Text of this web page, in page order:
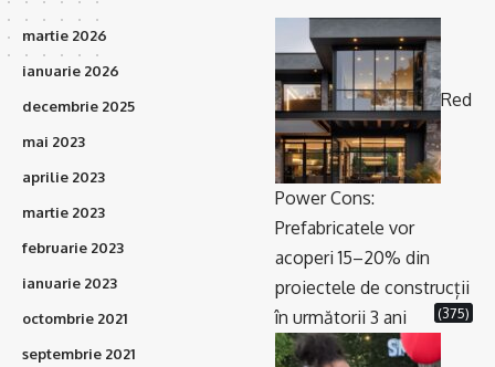
martie 2026
ianuarie 2026
decembrie 2025
mai 2023
aprilie 2023
martie 2023
februarie 2023
ianuarie 2023
octombrie 2021
septembrie 2021
Red
Power Cons:
Prefabricatele vor
acoperi 15–20% din
proiectele de construcții
în următorii 3 ani
(375)